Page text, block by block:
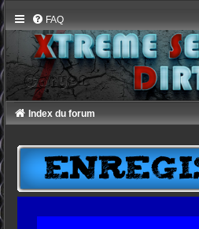
FAQ
Index du forum